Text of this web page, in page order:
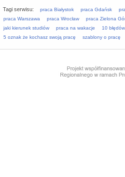
Tagi serwisu: praca Białystok praca Gdańsk
praca Warszawa
praca Wrocław praca Zielona
jaki kierunek studiów
praca na wakacje 10
5 oznak że kochasz swoją pracę
szablony o pracę